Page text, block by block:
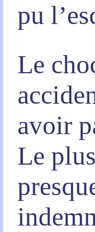
pu
Le
avoir
Le